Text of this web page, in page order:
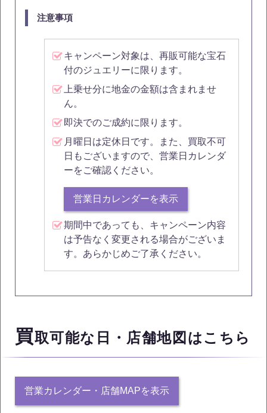
注意事項
キャンペーン対象は、再販可能な宝石
付のジュエリーに限ります。
上乗せ分に地金の金額は含まれませ
ん。
即決でのご成約に限ります。
月曜日は定休日です。また、買取不可
日もございますので、営業日カレンダ
ーをご確認ください。
営業日カレンダーを表示
期間中であっても、キャンペーン内容
は予告なく変更される場合がございま
す。あらかじめご了承ください。
買取可能な日・店舗地図はこちら
営業カレンダー・店舗MAPを表示